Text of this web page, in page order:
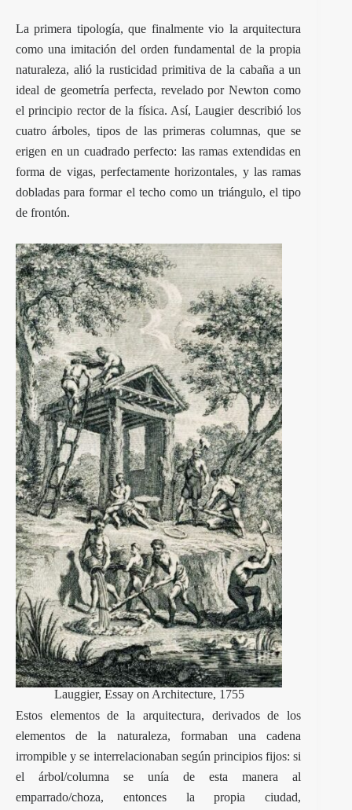
La primera tipología, que finalmente vio la arquitectura
como una imitación del orden fundamental de la propia
naturaleza, alió la rusticidad primitiva de la cabaña a un
ideal de geometría perfecta, revelado por Newton como
el principio rector de la física. Así, Laugier describió los
cuatro árboles, tipos de las primeras columnas, que se
erigen en un cuadrado perfecto: las ramas extendidas en
forma de vigas, perfectamente horizontales, y las ramas
dobladas para formar el techo como un triángulo, el tipo
de frontón.
Lauggier, Essay on Architecture, 1755
Estos elementos de la arquitectura, derivados de los
elementos de la naturaleza, formaban una cadena
irrompible y se interrelacionaban según principios fijos: si
el árbol/columna se unía de esta manera al
emparrado/choza, entonces la propia ciudad,